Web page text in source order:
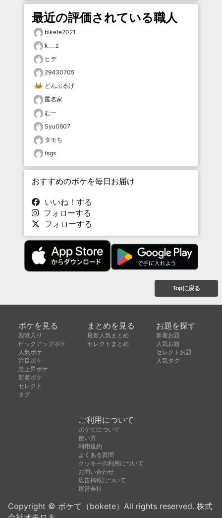
最近の評価されている職人
bikete2021
k___z
ヒデ
29430705
どんぶるげ
匿名家
むー
Syu0607
タモち
tsgs
おすすめのボケを毎日お届け
いいね！する
フォローする
フォローする
Topに戻る
ボケを見る
殿堂入り
ピックアップボケ
人気ボケ
注目ボケ
急上昇ボケ
新着ボケ
セレクト
タグ
まとめを見る
最新人気まとめ
セレクトまとめ
お題を探す
新着お題
人気お題
セレクトお題
人気タグ
ご利用について
ボケてについて
使い方
利用規約
よくある質問
クッキーの利用について
お問い合わせ
広告掲載について
運営会社
Copyright © ボケて（bokete）All rights reserved. 株式